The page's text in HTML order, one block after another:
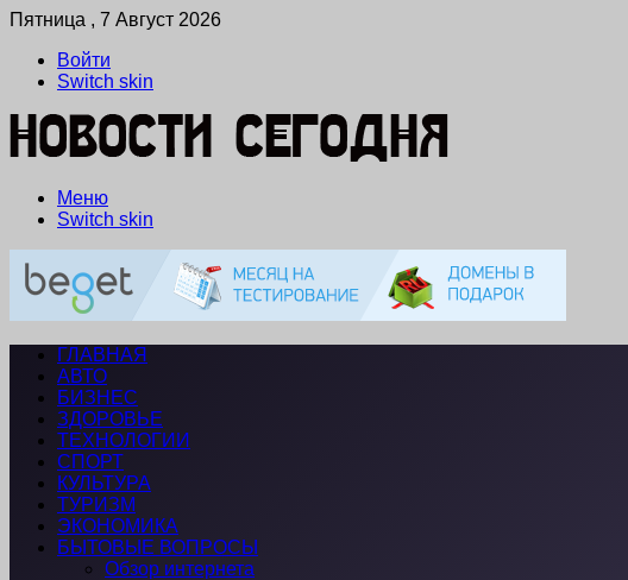
Пятница , 7 Август 2026
Войти
Switch skin
Меню
Switch skin
ГЛАВНАЯ
АВТО
БИЗНЕС
ЗДОРОВЬЕ
ТЕХНОЛОГИИ
СПОРТ
КУЛЬТУРА
ТУРИЗМ
ЭКОНОМИКА
БЫТОВЫЕ ВОПРОСЫ
Обзор интернета